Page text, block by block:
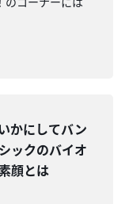
かにしてバン
ックのバイオ
顔とは